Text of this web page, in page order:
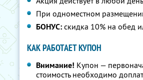
При одноместном
БОНУС: скидка 10% на обед
КАК РАБОТАЕТ КУПОН
Внимание! Купон —
стоимость необходимо